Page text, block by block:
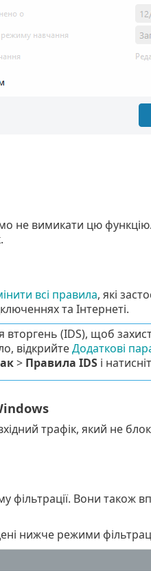
не вимикати цю
всі правила, які
та Інтернеті.
(IDS), щоб
відкрийтеДодаткові
> Правила IDSі
трафік, який не
Вони також
нижче режими